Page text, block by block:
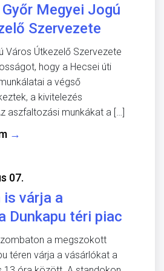
Megyei Jogú
Szervezete
Város Útkezelő Szervezete
hogy a Hecsei úti
a végső
a kivitelezés
aszfaltozási munkákat a […]
→
07.
is várja a
Dunkapu téri piac
a megszokott
téren várja a vásárlókat a